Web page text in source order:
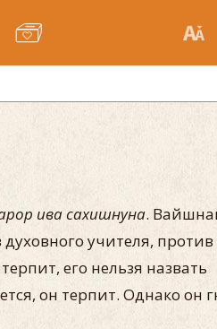
ива сахишнуна.
учителя, против
его нельзя назвать
он терпит. Однако он